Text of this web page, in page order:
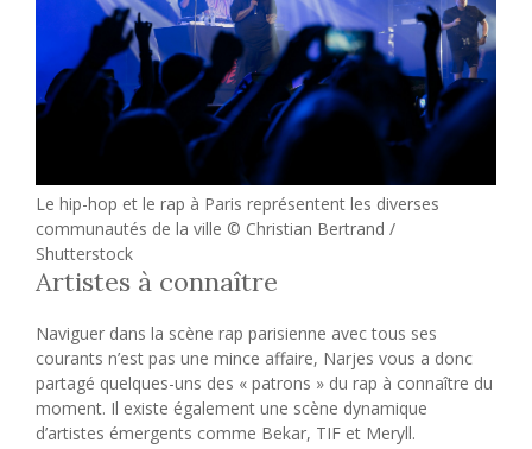
Le hip-hop et le rap à Paris représentent les diverses
communautés de la ville © Christian Bertrand /
Shutterstock
Artistes à connaître
Naviguer dans la scène rap parisienne avec tous ses
courants n’est pas une mince affaire, Narjes vous a donc
partagé quelques-uns des « patrons » du rap à connaître du
moment. Il existe également une scène dynamique
d’artistes émergents comme Bekar, TIF et Meryll.